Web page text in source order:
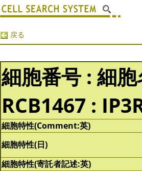
戻る
細胞番号 : 細胞
RCB1467 :
細胞特性(Comment:英)
細胞特性(日)
細胞特性(寄託者記述:英)